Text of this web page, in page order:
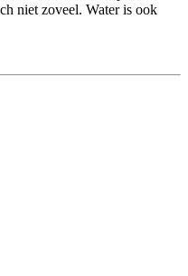
niet zoveel. Water is ook